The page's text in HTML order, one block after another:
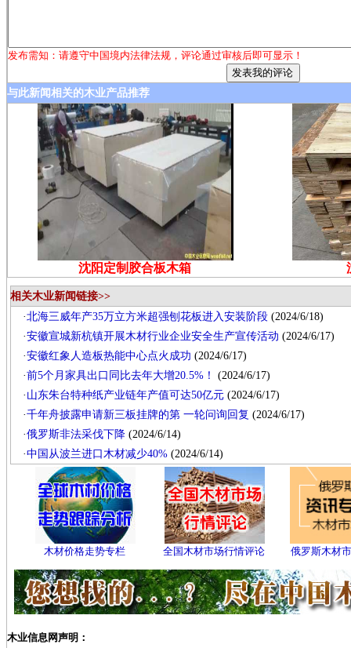
发布需知：请遵守中国境内法律法规，评论通过审核后即可显示！
与此新闻相关的木业产品推荐
沈阳定制胶合板木箱
相关木业新闻链接>>
·北海三威年产35万立方米超强刨花板进入安装阶段 (2024/6/18)
·安徽宣城新杭镇开展木材行业企业安全生产宣传活动 (2024/6/17)
·安徽红象人造板热能中心点火成功 (2024/6/17)
·前5个月家具出口同比去年大增20.5%！
(2024/6/17)
· 山东朱台特种纸产业链年产值可达50亿元 (2024/6/17)
·千年舟披露申请新三板挂牌的第 一轮问询回复 (2024/6/17)
·俄罗斯非法采伐下降 (2024/6/14)
·中国从波兰进口木材减少40% (2024/6/14)
木材价格走势专栏 全国木材市场行情评论 俄罗斯木材
木业信息网声明：